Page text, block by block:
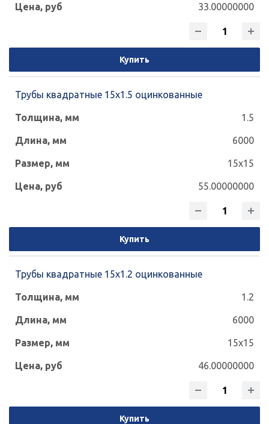
33.00000000
Купить
Трубы квадратные 15х1.5 оцинкованные
1.5
6000
15x15
55.00000000
Купить
Трубы квадратные 15х1.2 оцинкованные
1.2
6000
15x15
46.00000000
Купить